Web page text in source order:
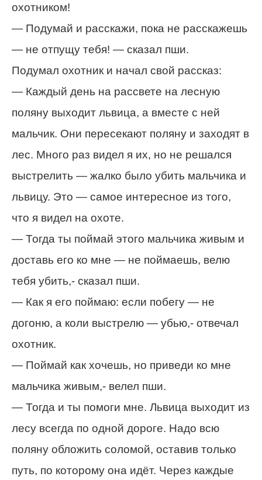
охотником!
— Подумай и расскажи, пока не расскажешь
— не отпущу тебя! — сказал пши.
Подумал охотник и начал свой рассказ:
— Каждый день на рассвете на лесную
поляну выходит львица, а вместе с ней
мальчик. Они пересекают поляну и заходят в
лес. Много раз видел я их, но не решался
выстрелить — жалко было убить мальчика и
львицу. Это — самое интересное из того,
что я видел на охоте.
— Тогда ты поймай этого мальчика живым и
доставь его ко мне — не поймаешь, велю
тебя убить,- сказал пши.
— Как я его поймаю: если побегу — не
догоню, а коли выстрелю — убью,- отвечал
охотник.
— Поймай как хочешь, но приведи ко мне
мальчика живым,- велел пши.
— Тогда и ты помоги мне. Львица выходит из
лесу всегда по одной дороге. Надо всю
поляну обложить соломой, оставив только
путь, по которому она идёт. Через каждые